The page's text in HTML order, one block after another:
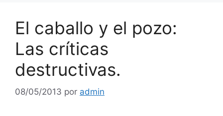
El caballo y el pozo:
Las críticas
destructivas.
08/05/2013 por admin